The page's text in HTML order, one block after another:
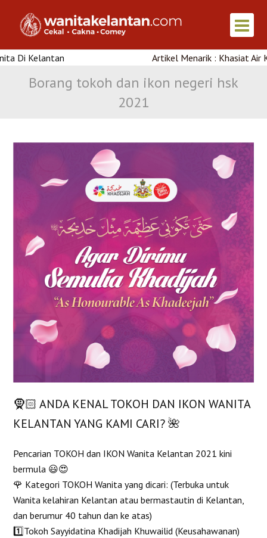
Artikel Menarik : Khasiat Air Kelapa
Borang tokoh dan ikon negeri hsk
2021
🧕🏻 ANDA KENAL TOKOH DAN IKON WANITA
KELANTAN YANG KAMI CARI? 🌺
Pencarian TOKOH dan IKON Wanita Kelantan 2021 kini
bermula 😃😍
🌹 Kategori TOKOH Wanita yang dicari: (Terbuka untuk
Wanita kelahiran Kelantan atau bermastautin di Kelantan,
dan berumur 40 tahun dan ke atas)
1️⃣Tokoh Sayyidatina Khadijah Khuwailid (Keusahawanan)